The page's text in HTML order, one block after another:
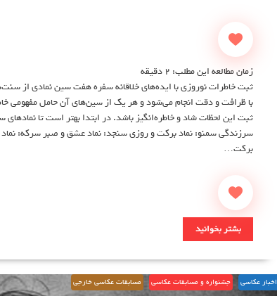
زمان مطالعه این مطلب: 2دقیقه
ثبت خاطرات نوروزی با ایده‌های خلاقانه سفره هفت سین نمادی از
با ظرافت و دقت انجام می‌شود و هر یک از سین‌های آن حامل
ثبت این لحظات شاد و خاطره‌انگیز باشد. در ابتدا بهتر است تا
سرزندگی سمنو: نماد برکت و روزی سنجد: نماد عشق و صبر سرکه:
برکت…
بشتر بخوانید
اخبار عکاسی جشنواره و مسابقات عکاسی مسابقات عکاسی خارجی